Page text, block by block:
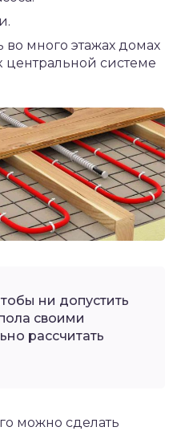
во много этажах домах
центральной системе
ни допустить
своими
рассчитать
можно сделать